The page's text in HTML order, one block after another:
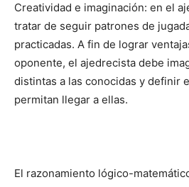
Creatividad e imaginación: en el
tratar de seguir patrones de
practicadas. A fin de lograr
oponente, el ajedrecista debe
distintas a las conocidas y definir
permitan llegar a ellas.
El razonamiento lógico-